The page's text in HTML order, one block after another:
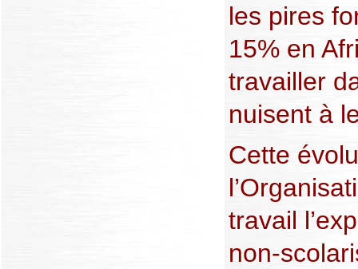
les pires
15% en
travailler
nuisent à
Cette
travail
non-